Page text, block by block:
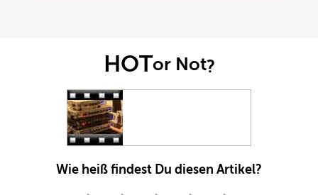
HOTor Not?
Wie heiß findest Du diesen Artikel?